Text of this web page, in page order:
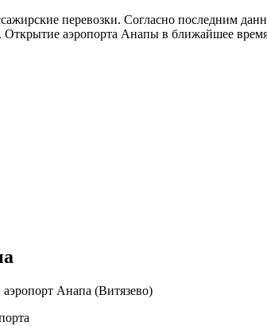
перевозки. Согласно последним
Открытие аэропорта Анапы в ближайшее
Анапа (Витязево)